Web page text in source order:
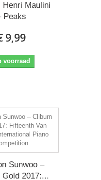
Henri Maulini
Peaks
9,99
voorraad
Sunwoo ‎–
Gold 2017:...